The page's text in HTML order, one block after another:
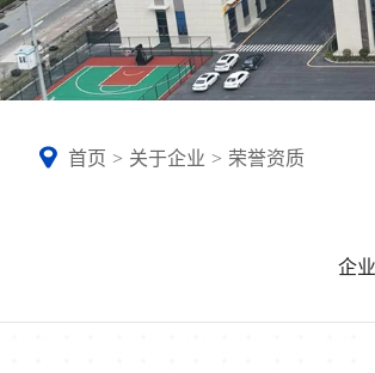
首页 > 关于企业 > 荣誉资质
企